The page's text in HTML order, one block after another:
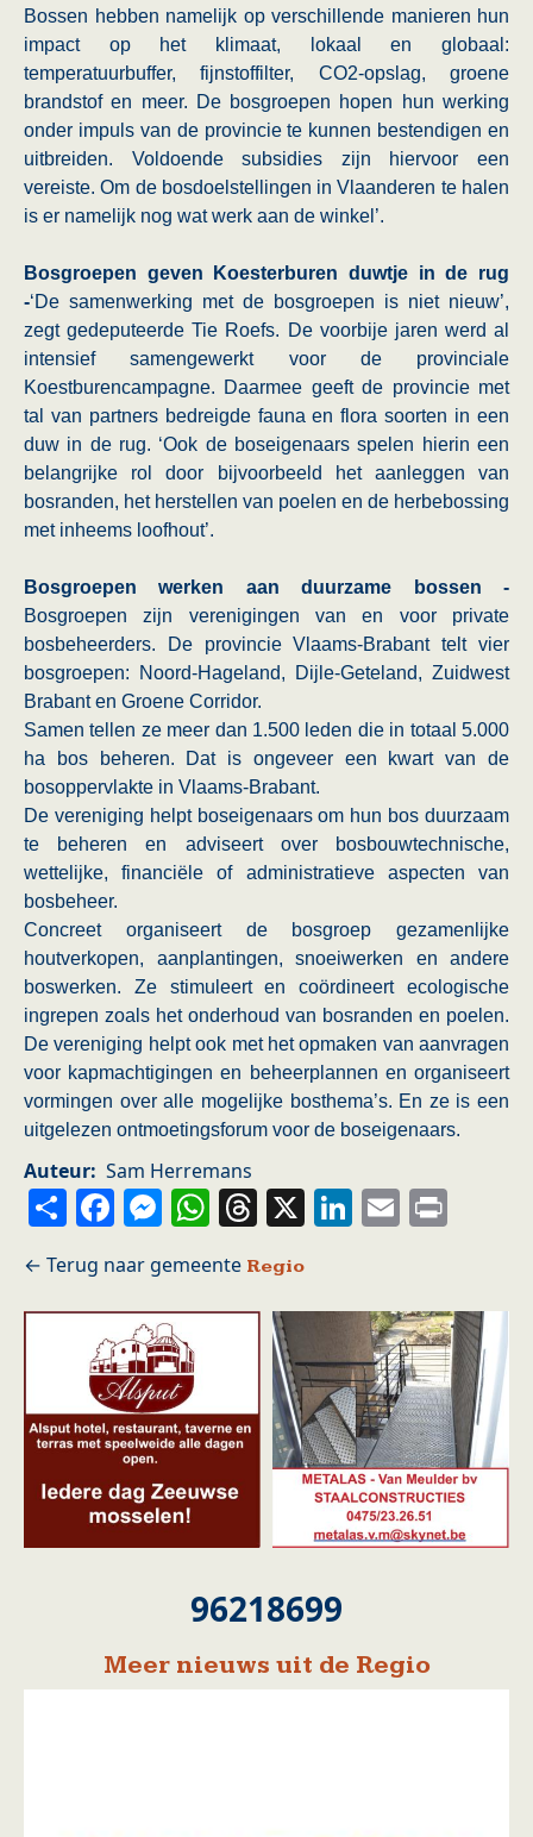
Bossen hebben namelijk op verschillende manieren hun
impact op het klimaat, lokaal en globaal:
temperatuurbuffer, fijnstoffilter, CO2-opslag, groene
brandstof en meer. De bosgroepen hopen hun werking
onder impuls van de provincie te kunnen bestendigen en
uitbreiden. Voldoende subsidies zijn hiervoor een
vereiste. Om de bosdoelstellingen in Vlaanderen te halen
is er namelijk nog wat werk aan de winkel’.
Bosgroepen geven Koesterburen duwtje in de rug
-‘De samenwerking met de bosgroepen is niet nieuw’,
zegt gedeputeerde Tie Roefs. De voorbije jaren werd al
intensief samengewerkt voor de provinciale
Koestburencampagne. Daarmee geeft de provincie met
tal van partners bedreigde fauna en flora soorten in een
duw in de rug. ‘Ook de boseigenaars spelen hierin een
belangrijke rol door bijvoorbeeld het aanleggen van
bosranden, het herstellen van poelen en de herbebossing
met inheems loofhout’.
Bosgroepen werken aan duurzame bossen -
Bosgroepen zijn verenigingen van en voor private
bosbeheerders. De provincie Vlaams-Brabant telt vier
bosgroepen: Noord-Hageland, Dijle-Geteland, Zuidwest
Brabant en Groene Corridor.
Samen tellen ze meer dan 1.500 leden die in totaal 5.000
ha bos beheren. Dat is ongeveer een kwart van de
bosoppervlakte in Vlaams-Brabant.
De vereniging helpt boseigenaars om hun bos duurzaam
te beheren en adviseert over bosbouwtechnische,
wettelijke, financiële of administratieve aspecten van
bosbeheer.
Concreet organiseert de bosgroep gezamenlijke
houtverkopen, aanplantingen, snoeiwerken en andere
boswerken. Ze stimuleert en coördineert ecologische
ingrepen zoals het onderhoud van bosranden en poelen.
De vereniging helpt ook met het opmaken van aanvragen
voor kapmachtigingen en beheerplannen en organiseert
vormingen over alle mogelijke bosthema’s. En ze is een
uitgelezen ontmoetingsforum voor de boseigenaars.
Auteur Sam Herremans
ShareFacebook
Messenger
WhatsApp
Threads
X LinkedIn
Email
Regio
96218699
Meer nieuws uit de Regio